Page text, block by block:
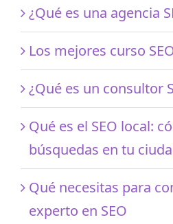
¿Qué es una agencia
Los mejores curso
¿Qué es un consultor
Qué es el SEO local:
búsquedas en tu
Qué necesitas para
experto en SEO